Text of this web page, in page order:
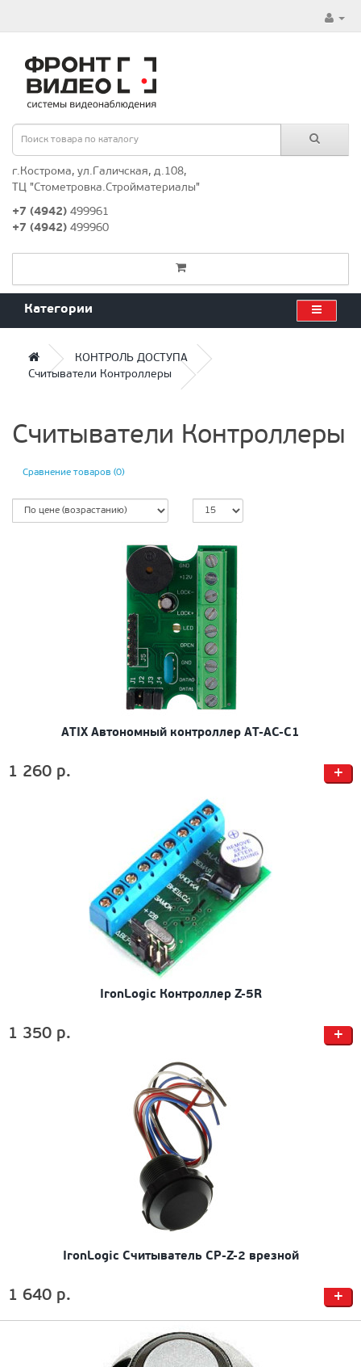
г.Кострома, ул.Галичская, д.108,
ТЦ "Стометровка.Стройматериалы"
+7 (4942) 499961
+7 (4942) 499960
Категории
КОНТРОЛЬ ДОСТУПА
Считыватели Контроллеры
Считыватели Контроллеры
Сравнение товаров (0)
ATIX Автономный контроллер AT-AC-C1
1 260 р. +
IronLogic Контроллер Z-5R
1 350 р. +
IronLogic Считыватель CP-Z-2 врезной
1 640 р. +